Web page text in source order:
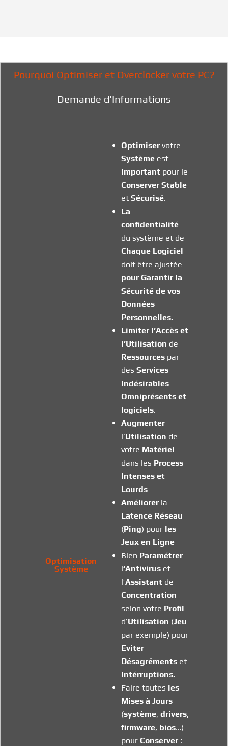
Pourquoi Optimiser et Overclocker votre PC?
Demande d'Informations
Optimisation
Système
Optimiser votre
Système est
Important pour le
Conserver Stable
etSécurisé.
La
confidentialité
du système et de
Chaque Logiciel
doit être ajustée
pour Garantir la
Sécurité de vos
Données
Personnelles.
Limiter l’Accès et
l’Utilisation de
Ressources par
desServices
Indésirables
Omniprésents et
logiciels.
Augmenter
l’Utilisation de
votre Matériel
dans les Process
Intenses et
Lourds
Améliorer la
Latence Réseau
(Ping) pour les
Jeux en Ligne
Bien Paramétrer
l‘Antivirus et
l’Assistant de
Concentration
selon votre Profil
d’Utilisation (Jeu
par exemple) pour
Eviter
Désagréments et
Intérruptions.
Faire toutes les
Mises à Jours
(système,drivers,
firmware, bios…)
pour Conserver :